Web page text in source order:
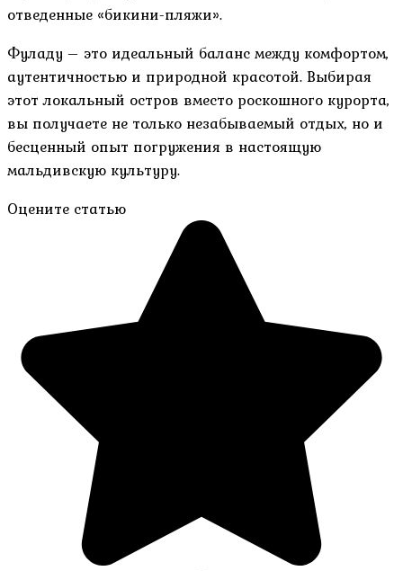
отведенные «бикини-пляжи».
Фуладу – это идеальный баланс между комфортом,
аутентичностью и природной красотой. Выбирая
этот локальный остров вместо роскошного курорта,
вы получаете не только незабываемый отдых, но и
бесценный опыт погружения в настоящую
мальдивскую культуру.
Оцените статью